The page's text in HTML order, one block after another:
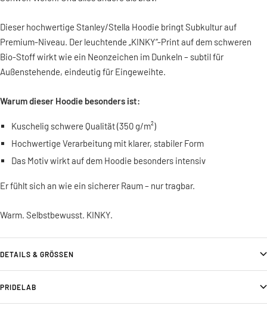
Dieser hochwertige Stanley/Stella Hoodie bringt Subkultur auf
Premium-Niveau. Der leuchtende „KINKY“-Print auf dem schweren
Bio-Stoff wirkt wie ein Neonzeichen im Dunkeln – subtil für
Außenstehende, eindeutig für Eingeweihte.
Warum dieser Hoodie besonders ist:
Kuschelig schwere Qualität (350 g/m²)
Hochwertige Verarbeitung mit klarer, stabiler Form
Das Motiv wirkt auf dem Hoodie besonders intensiv
Er fühlt sich an wie ein sicherer Raum – nur tragbar.
Warm. Selbstbewusst. KINKY.
DETAILS & GRÖSSEN
PRIDELAB